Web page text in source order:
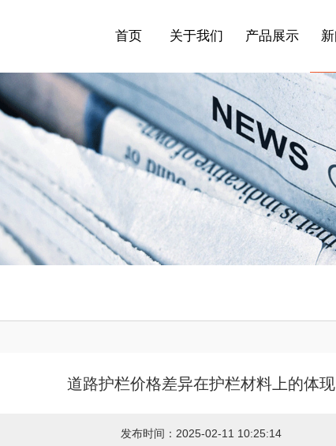
首页 关于我们 产品展示
道路护栏价格差异在护栏材料上的体现
发布时间：2025-02-11 10:25:14